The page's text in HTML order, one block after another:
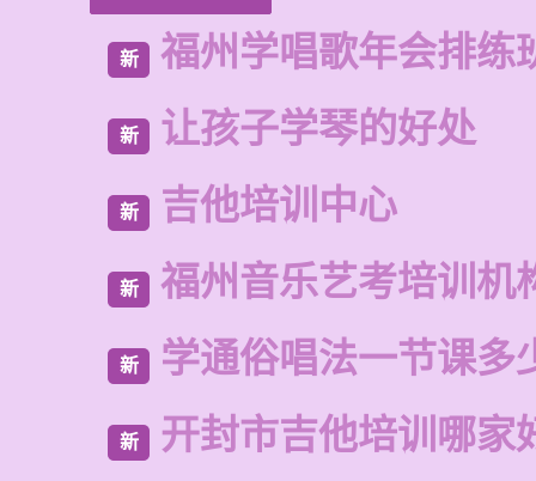
新 福州学唱歌年会排练
新 让孩子学琴的好处
新 吉他培训中心
新 福州音乐艺考培训机
新 学通俗唱法一节课多
新 开封市吉他培训哪家